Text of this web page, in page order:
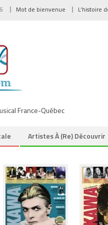
Mot de bienvenue L’histoire
France-Québec
Artistes À (re) Découvrir